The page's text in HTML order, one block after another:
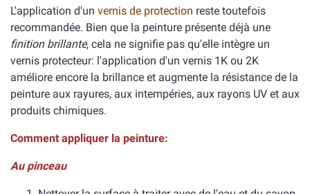
L'application d'un vernis de protection reste toutefois
recommandée. Bien que la peinture présente déjà une
finition brillante, cela ne signifie pas qu'elle intègre un
vernis protecteur: l'application d'un vernis 1K ou 2K
améliore encore la brillance et augmente la résistance de la
peinture aux rayures, aux intempéries, aux rayons UV et aux
produits chimiques.
Comment appliquer la peinture:
Au pinceau